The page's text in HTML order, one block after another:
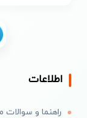
اطلاعات
راهنما و سوالات